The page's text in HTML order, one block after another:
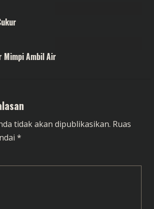
Mimpi Ambil Air
tidak akan dipublikasikan. Ruas
*